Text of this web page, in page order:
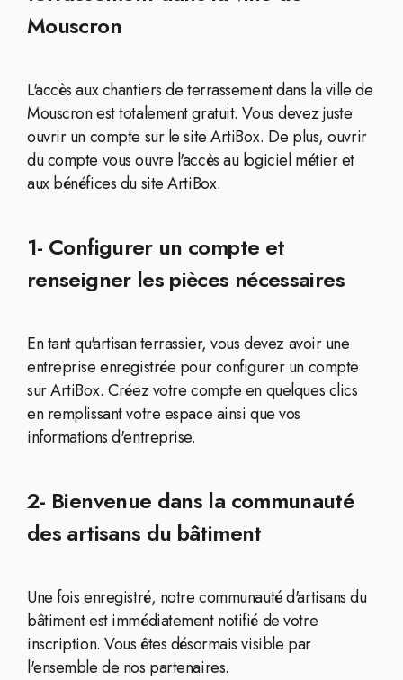
Mouscron
L'accès aux chantiers de terrassement dans la ville de
Mouscron est totalement gratuit. Vous devez juste
ouvrir un compte sur le site ArtiBox. De plus, ouvrir
du compte vous ouvre l'accès au logiciel métier et
aux bénéfices du site ArtiBox.
1- Configurer un compte et
renseigner les pièces nécessaires
En tant qu'artisan terrassier, vous devez avoir une
entreprise enregistrée pour configurer un compte
sur ArtiBox. Créez votre compte en quelques clics
en remplissant votre espace ainsi que vos
informations d'entreprise.
2- Bienvenue dans la communauté
des artisans du bâtiment
Une fois enregistré, notre communauté d'artisans du
bâtiment est immédiatement notifié de votre
inscription. Vous êtes désormais visible par
l'ensemble de nos partenaires.